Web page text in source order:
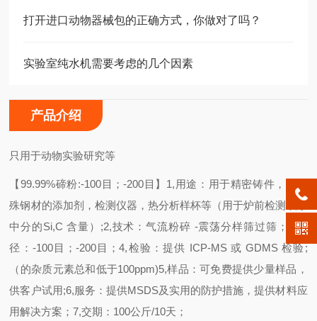
打开进口动物器械包的正确方式，你做对了吗？
实验室纯水机需要考虑的几个因素
产品介绍
只用于动物实验研究等
【99.99%碲粉:-100目；-200目】 1, 用途：用于精密铸件，或特
殊钢材的添加剂，检测仪器，热分析样杯等（用于炉前检测铁水
中分的Si,C 含量） ;2,技术：气流粉碎 -震荡分样筛过筛； 3,粒
径： -100目；-200目；4,检验：提供 ICP-MS 或 GDMS检验;
（的杂质元素总和低于100ppm)5,样品：可免费提供少量样品，
供客户试用;6,服务：提供MSDS及实用的防护措施，提供材料应
用解决方案；7,交期： 100公斤/10天；